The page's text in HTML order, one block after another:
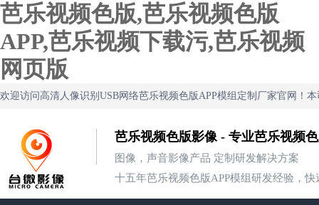
芭乐视频色版,芭乐视频色版
APP,芭乐视频下载污,芭乐视频
网页版
欢迎访问高清人像识别USB网络芭乐视频色版APP模组定制厂家官网！
芭乐视频色版影像 - 专业芭乐视频
图像，声音影像产品 定制研发解决方案
十五年芭乐视频色版APP模组研发经验，快